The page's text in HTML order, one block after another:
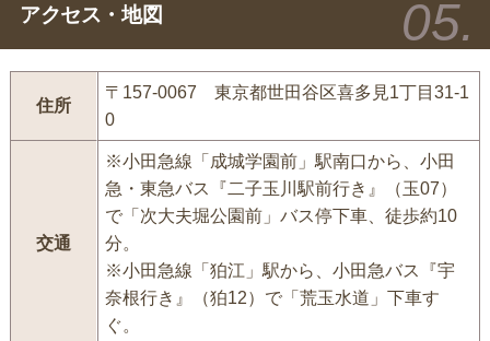
アクセス・地図
住所
〒157-0067 東京都世田谷区喜多見1丁目31-1
0
交通
※小田急線「成城学園前」駅南口から、小田
急・東急バス『二子玉川駅前行き』（玉07）
で「次大夫堀公園前」バス停下車、徒歩約10
分。
※小田急線「狛江」駅から、小田急バス『宇
奈根行き』（狛12）で「荒玉水道」下車す
ぐ。